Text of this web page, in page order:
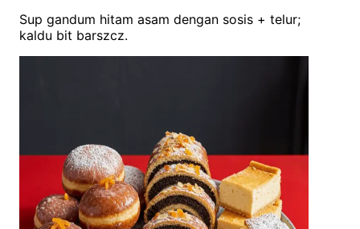
Sup gandum hitam asam dengan sosis + telur;
kaldu bit barszcz.